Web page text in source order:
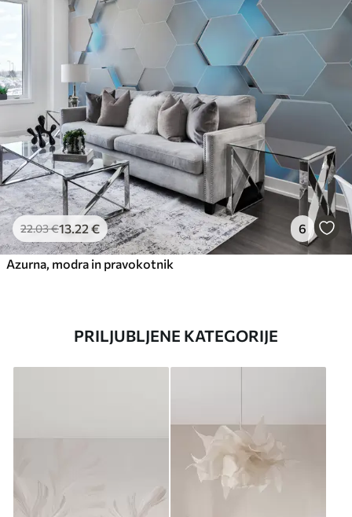
22.03€13.22 € 6
Azurna, modra in pravokotnik
PRILJUBLJENE KATEGORIJE